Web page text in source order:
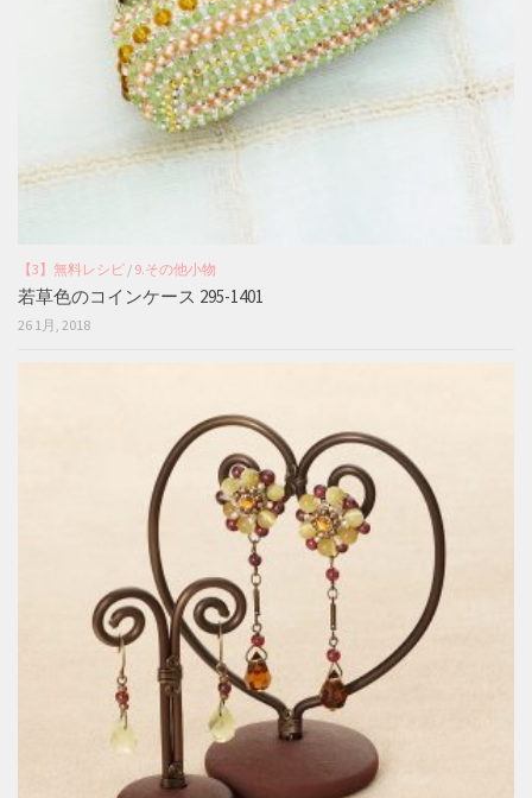
【3】無料レシピ / 9.その他小物
若草色のコインケース 295-1401
26 1月, 2018